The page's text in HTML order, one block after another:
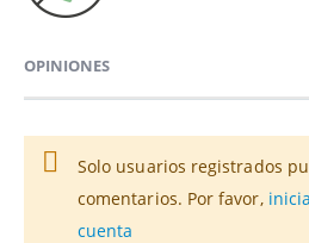
OPINIONES
Solo usuarios registrados
comentarios. Por favor,
cuenta